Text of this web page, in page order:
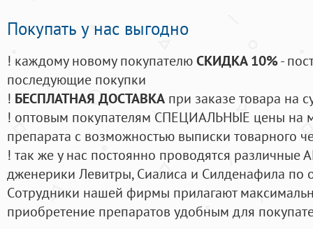
Покупать у нас выгодно
! каждому новому покупателюСКИДКА 10%-
последующие покупки
! БЕСПЛАТНАЯ ДОСТАВКА при заказе товара на
! оптовым покупателям СПЕЦИАЛЬНЫЕ цены на
препарата с возможностью выписки товарного
! так же у нас постоянно проводятся
дженерики Левитры, Сиалиса и Силденафила по
Cотрудники нашей фирмы прилагают
приобретение препаратов удобным для